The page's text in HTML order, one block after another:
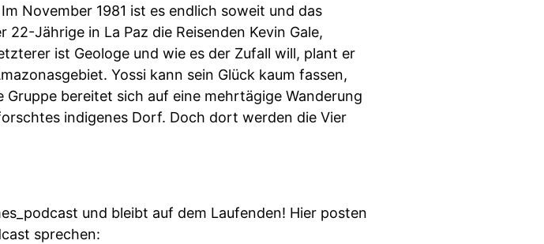
November 1981 ist es endlich soweit und das
Jährige in La Paz die Reisenden Kevin Gale,
ist Geologe und wie es der Zufall will, plant er
Yossi kann sein Glück kaum fassen,
bereitet sich auf eine mehrtägige Wanderung
indigenes Dorf. Doch dort werden die Vier
und bleibt auf dem Laufenden! Hier posten
sprechen: